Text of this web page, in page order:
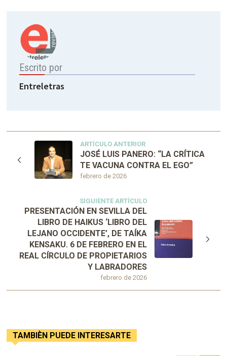
Escrito por
Entreletras
ARTÍCULO ANTERIOR
febrero de 2026
JOSÉ LUIS PANERO: “LA CRÍTICA
TE VACUNA CONTRA EL EGO”
SIGUIENTE ARTÍCULO
febrero de 2026
PRESENTACIÓN EN SEVILLA DEL
LIBRO DE HAIKUS ‘LIBRO DEL
LEJANO OCCIDENTE’, DE TAÍKA
KENSAKU. 6 DE FEBRERO EN EL
REAL CÍRCULO DE PROPIETARIOS
Y LABRADORES
TAMBIÈN PUEDE INTERESARTE